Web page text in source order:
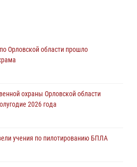
Росгвардию незарегистрированное
дебош в орловском кафе
защищённость
Орловской области прошло
охраны Орловской области
2026 года
учения по пилотированию БПЛА